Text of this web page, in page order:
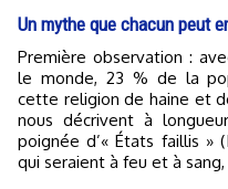
Un mythe que chacun peut
Première observation : avec 1,6 milliard de musulmans dans
le monde, 23 % de la
cette religion de haine et
nous décrivent à
poignée d’« États faillis »
qui seraient à feu et à